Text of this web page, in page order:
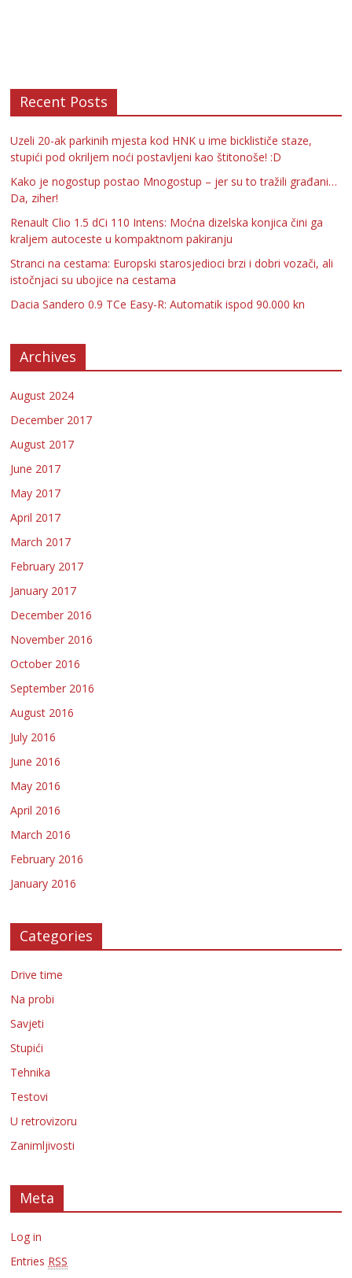
Recent Posts
Uzeli 20-ak parkinih mjesta kod HNK u ime bicklističe staze,
stupići pod okriljem noći postavljeni kao štitonoše! :D
Kako je nogostup postao Mnogostup – jer su to tražili građani…
Da, ziher!
Renault Clio 1.5 dCi 110 Intens: Moćna dizelska konjica čini ga
kraljem autoceste u kompaktnom pakiranju
Stranci na cestama: Europski starosjedioci brzi i dobri vozači, ali
istočnjaci su ubojice na cestama
Dacia Sandero 0.9 TCe Easy-R: Automatik ispod 90.000 kn
Archives
August 2024
December 2017
August 2017
June 2017
May 2017
April 2017
March 2017
February 2017
January 2017
December 2016
November 2016
October 2016
September 2016
August 2016
July 2016
June 2016
May 2016
April 2016
March 2016
February 2016
January 2016
Categories
Drive time
Na probi
Savjeti
Stupići
Tehnika
Testovi
U retrovizoru
Zanimljivosti
Meta
Log in
Entries RSS